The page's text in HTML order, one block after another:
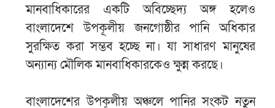
মানবাধিকারের একটি অবিচ্ছেদ্য অঙ্গ হলেও
বাংলাদেশে উপকূলীয় জনগোষ্ঠীর পানি অধিকার
সুরক্ষিত করা সম্ভব হচ্ছে না। যা সাধারণ মানুষের
অন্যান্য মৌলিক মানবাধিকারকেও ক্ষুন্ন করছে।
বাংলাদেশের উপকূলীয় অঞ্চলে পানির সংকট নতুন